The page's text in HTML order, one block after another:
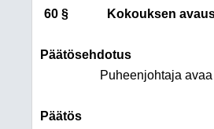
60 § Kokouksen
Päätösehdotus
Puheenjohtaja
Päätös